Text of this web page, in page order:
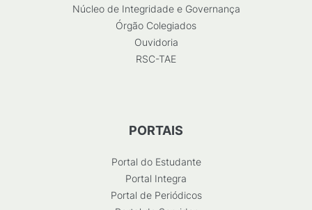
Núcleo de Integridade e Governança
Órgão Colegiados
Ouvidoria
RSC-TAE
PORTAIS
Portal do Estudante
Portal Integra
Portal de Periódicos